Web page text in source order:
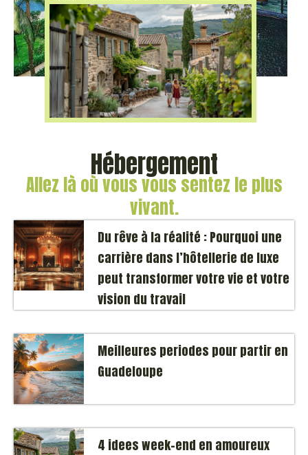
Hébergement
Allez là où vous vous sentez le plus
vivant.
Du rêve à la réalité : Pourquoi une
carrière dans l’hôtellerie de luxe
peut transformer votre vie et votre
vision du travail
Meilleures periodes pour partir en
Guadeloupe
4 idees week-end en amoureux